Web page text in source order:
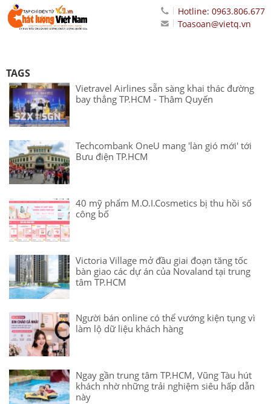
Hotline: 0963.806.677
Toasoan@vietq.vn
TAGS
Vietravel Airlines sẵn sàng khai thác đường
bay thẳng TP.HCM - Thâm Quyến
Techcombank OneU mang 'làn gió mới' tới
Bưu điện TP.HCM
40 mỹ phẩm M.O.I.Cosmetics bị thu hồi số
công bố
Victoria Village mở đầu giai đoạn tăng tốc
bàn giao các dự án của Novaland tại trung
tâm TP.HCM
Người bán online có thể vướng kiện tụng vì
làm lộ dữ liệu khách hàng
Ngay gần trung tâm TP.HCM, Vũng Tàu hút
khách nhờ những trải nghiệm siêu hấp dẫn
này